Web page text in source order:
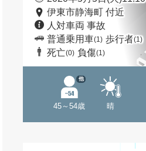
伊東市静海町 付近
人対車両 事故
普通乗用車(1) 歩行者(1)
死亡(0) 負傷(1)
45～54歳
他
晴